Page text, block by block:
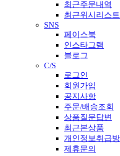
최근주문내역
최근위시리스트
SNS
페이스북
인스타그램
블로그
C/S
로그인
회원가입
공지사항
주문/배송조회
상품질문답변
최근본상품
개인정보취급
제휴문의